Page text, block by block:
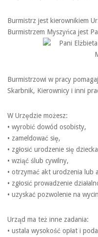
Burmistrz jest kierownikiem
Burmistrzem Myszyńca jest
Burmistrzowi w pracy
Skarbnik, Kierownicy i inni
W Urzędzie możesz:
• wyrobić dowód osobisty,
• zameldować się,
• zgłosić urodzenie się
• wziąć ślub cywilny,
• otrzymać akt urodzenia lub
• zgłosić prowadzenie
• uzyskać pozwolenie na
Urząd ma też inne zadania:
• ustala wysokość opłat i